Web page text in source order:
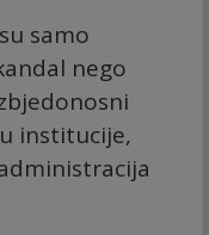
samo
nego
institucije,